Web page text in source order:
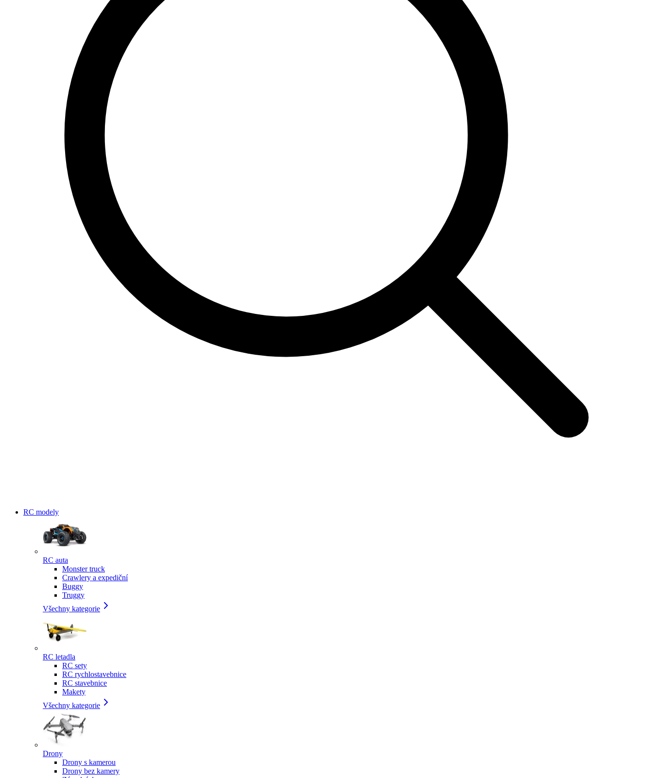
RC modely
RC auta
Monster truck
Crawlery a expediční
Buggy
Truggy
Všechny kategorie
RC letadla
RC sety
RC rychlostavebnice
RC stavebnice
Makety
Všechny kategorie
Drony
Drony s kamerou
Drony bez kamery